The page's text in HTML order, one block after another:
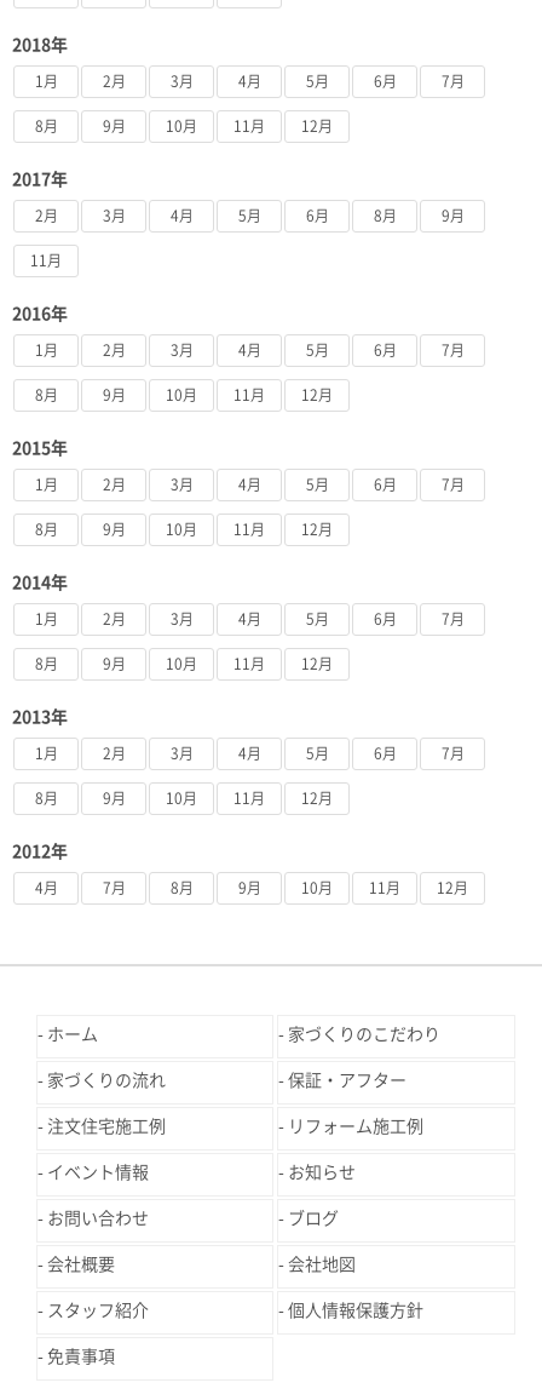
2018年
1月 2月 3月 4月 5月 6月 7月
8月 9月 10月 11月 12月
2017年
2月 3月 4月 5月 6月 8月 9月
11月
2016年
1月 2月 3月 4月 5月 6月 7月
8月 9月 10月 11月 12月
2015年
1月 2月 3月 4月 5月 6月 7月
8月 9月 10月 11月 12月
2014年
1月 2月 3月 4月 5月 6月 7月
8月 9月 10月 11月 12月
2013年
1月 2月 3月 4月 5月 6月 7月
8月 9月 10月 11月 12月
2012年
4月 7月 8月 9月 10月 11月 12月
ホーム 家づくりのこだわり
家づくりの流れ 保証・アフター
注文住宅施工例 リフォーム施工例
イベント情報 お知らせ
お問い合わせ ブログ
会社概要 会社地図
スタッフ紹介 個人情報保護方針
免責事項